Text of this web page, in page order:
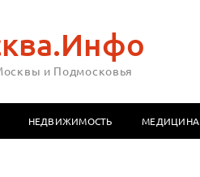
и Подмосковья
НЕДВИЖИМОСТЬ МЕДИЦИНА